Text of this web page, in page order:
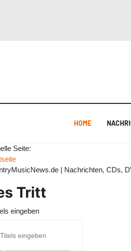
HOME
Seite:
| Nachrichten, CDs,
Tritt
eingeben